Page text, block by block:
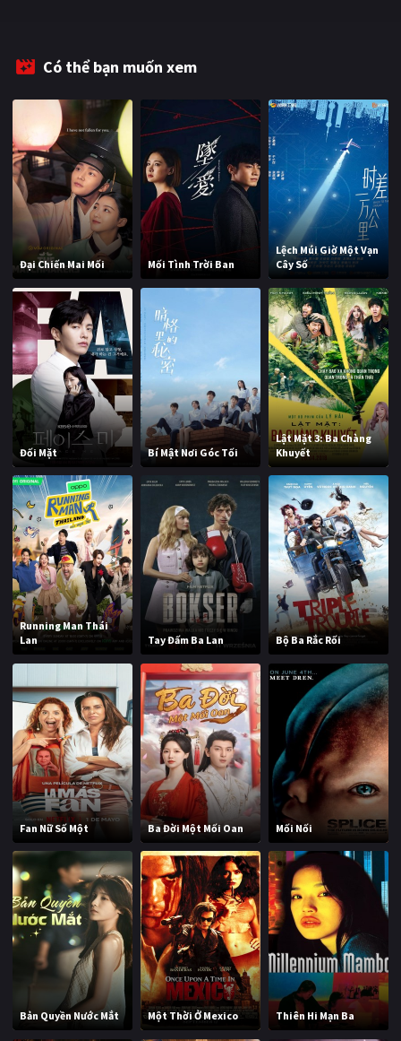
PHIM CHIẾU RẠP
TUYỂN TẬP PHIM
BLOG
Có thể bạn muốn xem
Đại Chiến Mai Mối Mối Tình Trời Ban
Lệch Múi Giờ Một Vạn
Cây Số
Đối Mặt Bí Mật Nơi Góc Tối
Lật Mặt 3: Ba Chàng
Khuyết
Running Man Thái
Lan
Tay Đấm Ba Lan Bộ Ba Rắc Rối
Fan Nữ Số Một Ba Đời Một Mối Oan Mối Nối
Bản Quyền Nước Mắt Một Thời Ở Mexico Thiên Hi Mạn Ba